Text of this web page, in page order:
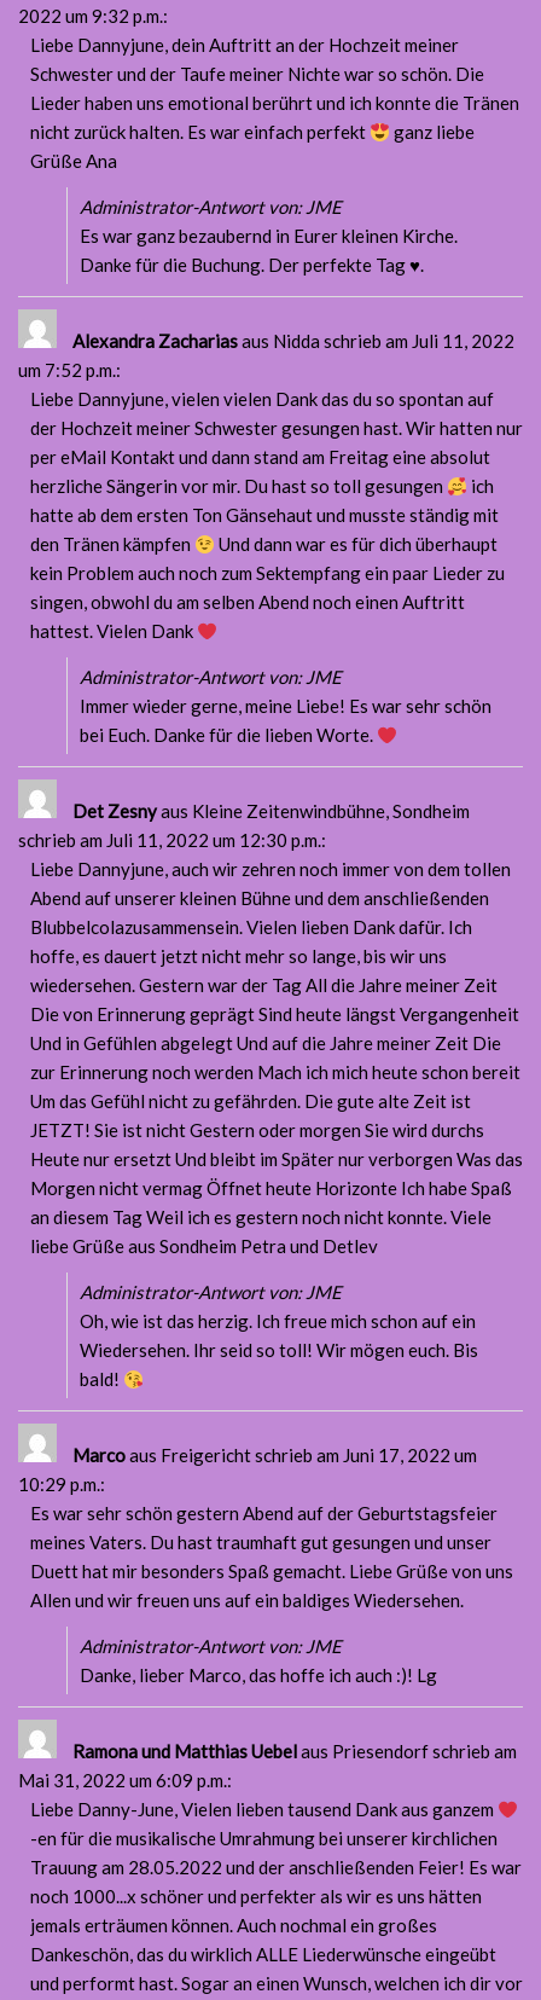
2022 um 9:32 p.m.:
Liebe Dannyjune, dein Auftritt an der Hochzeit meiner
Schwester und der Taufe meiner Nichte war so schön. Die
Lieder haben uns emotional berührt und ich konnte die Tränen
nicht zurück halten. Es war einfach perfekt
ganz liebe
Grüße Ana
Administrator-Antwort von: JME
Es war ganz bezaubernd in Eurer kleinen Kirche.
Danke für die Buchung. Der perfekte Tag ♥️.
Alexandra Zachariasaus Nidda schrieb am Juli 11, 2022
um 7:52 p.m.:
Liebe Dannyjune, vielen vielen Dank das du so spontan auf
der Hochzeit meiner Schwester gesungen hast. Wir hatten nur
per eMail Kontakt und dann stand am Freitag eine absolut
herzliche Sängerin vor mir. Du hast so toll gesungen
ich
hatte ab dem ersten Ton Gänsehaut und musste ständig mit
den Tränen kämpfen
Und dann war es für dich überhaupt
kein Problem auch noch zum Sektempfang ein paar Lieder zu
singen, obwohl du am selben Abend noch einen Auftritt
hattest. Vielen Dank
Administrator-Antwort von: JME
Immer wieder gerne, meine Liebe! Es war sehr schön
bei Euch. Danke für die lieben Worte.
Det Zesnyaus Kleine Zeitenwindbühne, Sondheim
schrieb am Juli 11, 2022 um 12:30 p.m.:
Liebe Dannyjune, auch wir zehren noch immer von dem tollen
Abend auf unserer kleinen Bühne und dem anschließenden
Blubbelcolazusammensein. Vielen lieben Dank dafür. Ich
hoffe, es dauert jetzt nicht mehr so lange, bis wir uns
wiedersehen. Gestern war der Tag All die Jahre meiner Zeit
Die von Erinnerung geprägt Sind heute längst Vergangenheit
Und in Gefühlen abgelegt Und auf die Jahre meiner Zeit Die
zur Erinnerung noch werden Mach ich mich heute schon bereit
Um das Gefühl nicht zu gefährden. Die gute alte Zeit ist
JETZT! Sie ist nicht Gestern oder morgen Sie wird durchs
Heute nur ersetzt Und bleibt im Später nur verborgen Was das
Morgen nicht vermag Öffnet heute Horizonte Ich habe Spaß
an diesem Tag Weil ich es gestern noch nicht konnte. Viele
liebe Grüße aus Sondheim Petra und Detlev
Administrator-Antwort von: JME
Oh, wie ist das herzig. Ich freue mich schon auf ein
Wiedersehen. Ihr seid so toll! Wir mögen euch. Bis
bald!
Marcoaus Freigerichtschrieb am Juni 17, 2022 um
10:29 p.m.:
Es war sehr schön gestern Abend auf der Geburtstagsfeier
meines Vaters. Du hast traumhaft gut gesungen und unser
Duett hat mir besonders Spaß gemacht. Liebe Grüße von uns
Allen und wir freuen uns auf ein baldiges Wiedersehen.
Administrator-Antwort von: JME
Danke, lieber Marco, das hoffe ich auch :)! Lg
Ramona und Matthias Uebelaus Priesendorfschrieb am
Mai 31, 2022 um 6:09 p.m.:
Liebe Danny-June, Vielen lieben tausend Dank aus ganzem
-en für die musikalische Umrahmung bei unserer kirchlichen
Trauung am 28.05.2022 und der anschließenden Feier! Es war
noch 1000...x schöner und perfekter als wir es uns hätten
jemals erträumen können. Auch nochmal ein großes
Dankeschön, das du wirklich ALLE Liederwünsche eingeübt
und performt hast. Sogar an einen Wunsch, welchen ich dir vor